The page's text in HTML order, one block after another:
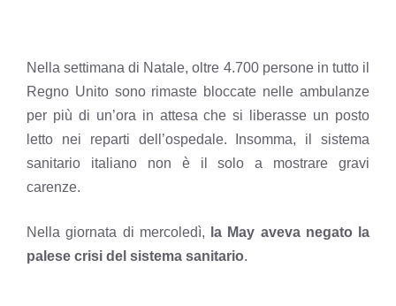
Nella settimana di Natale, oltre 4.700 persone in tutto il
Regno Unito sono rimaste bloccate nelle ambulanze
per più di un’ora in attesa che si liberasse un posto
letto nei reparti dell’ospedale. Insomma, il sistema
sanitario italiano non è il solo a mostrare gravi
carenze.
Nella giornata di mercoledì,
la May aveva negato la
palese crisi del sistema sanitario.